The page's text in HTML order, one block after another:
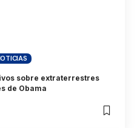
sobre extraterrestres
de Obama